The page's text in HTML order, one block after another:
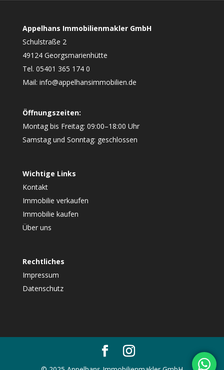
Appelhans Immobilienmakler GmbH
Schulstraße 2
49124 Georgsmarienhütte
Tel. 05401 365 174 0
Mail: info@appelhansimmobilien.de
Öffnungszeiten:
Montag bis Freitag: 09:00–18:00 Uhr
Samstag und Sonntag: geschlossen
Wichtige Links
Kontakt
Immobilie verkaufen
Immobilie kaufen
Über uns
Rechtliches
Impressum
Datenschutz